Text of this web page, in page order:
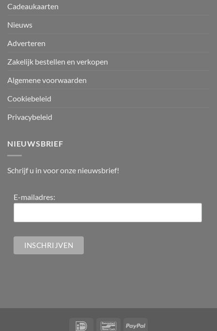
Cadeaukaarten
Nieuws
Adverteren
Zakelijk bestellen en verkopen
Algemene voorwaarden
Cookiebeleid
Privacybeleid
NIEUWSBRIEF
Schrijf u in voor onze nieuwsbrief!
E-mailadres: